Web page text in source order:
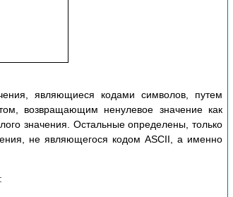
являющиеся кодами символов, путем
возвращающим ненулевое значение как
значения. Остальные определены, только
не являющегося кодом ASCII, а именно